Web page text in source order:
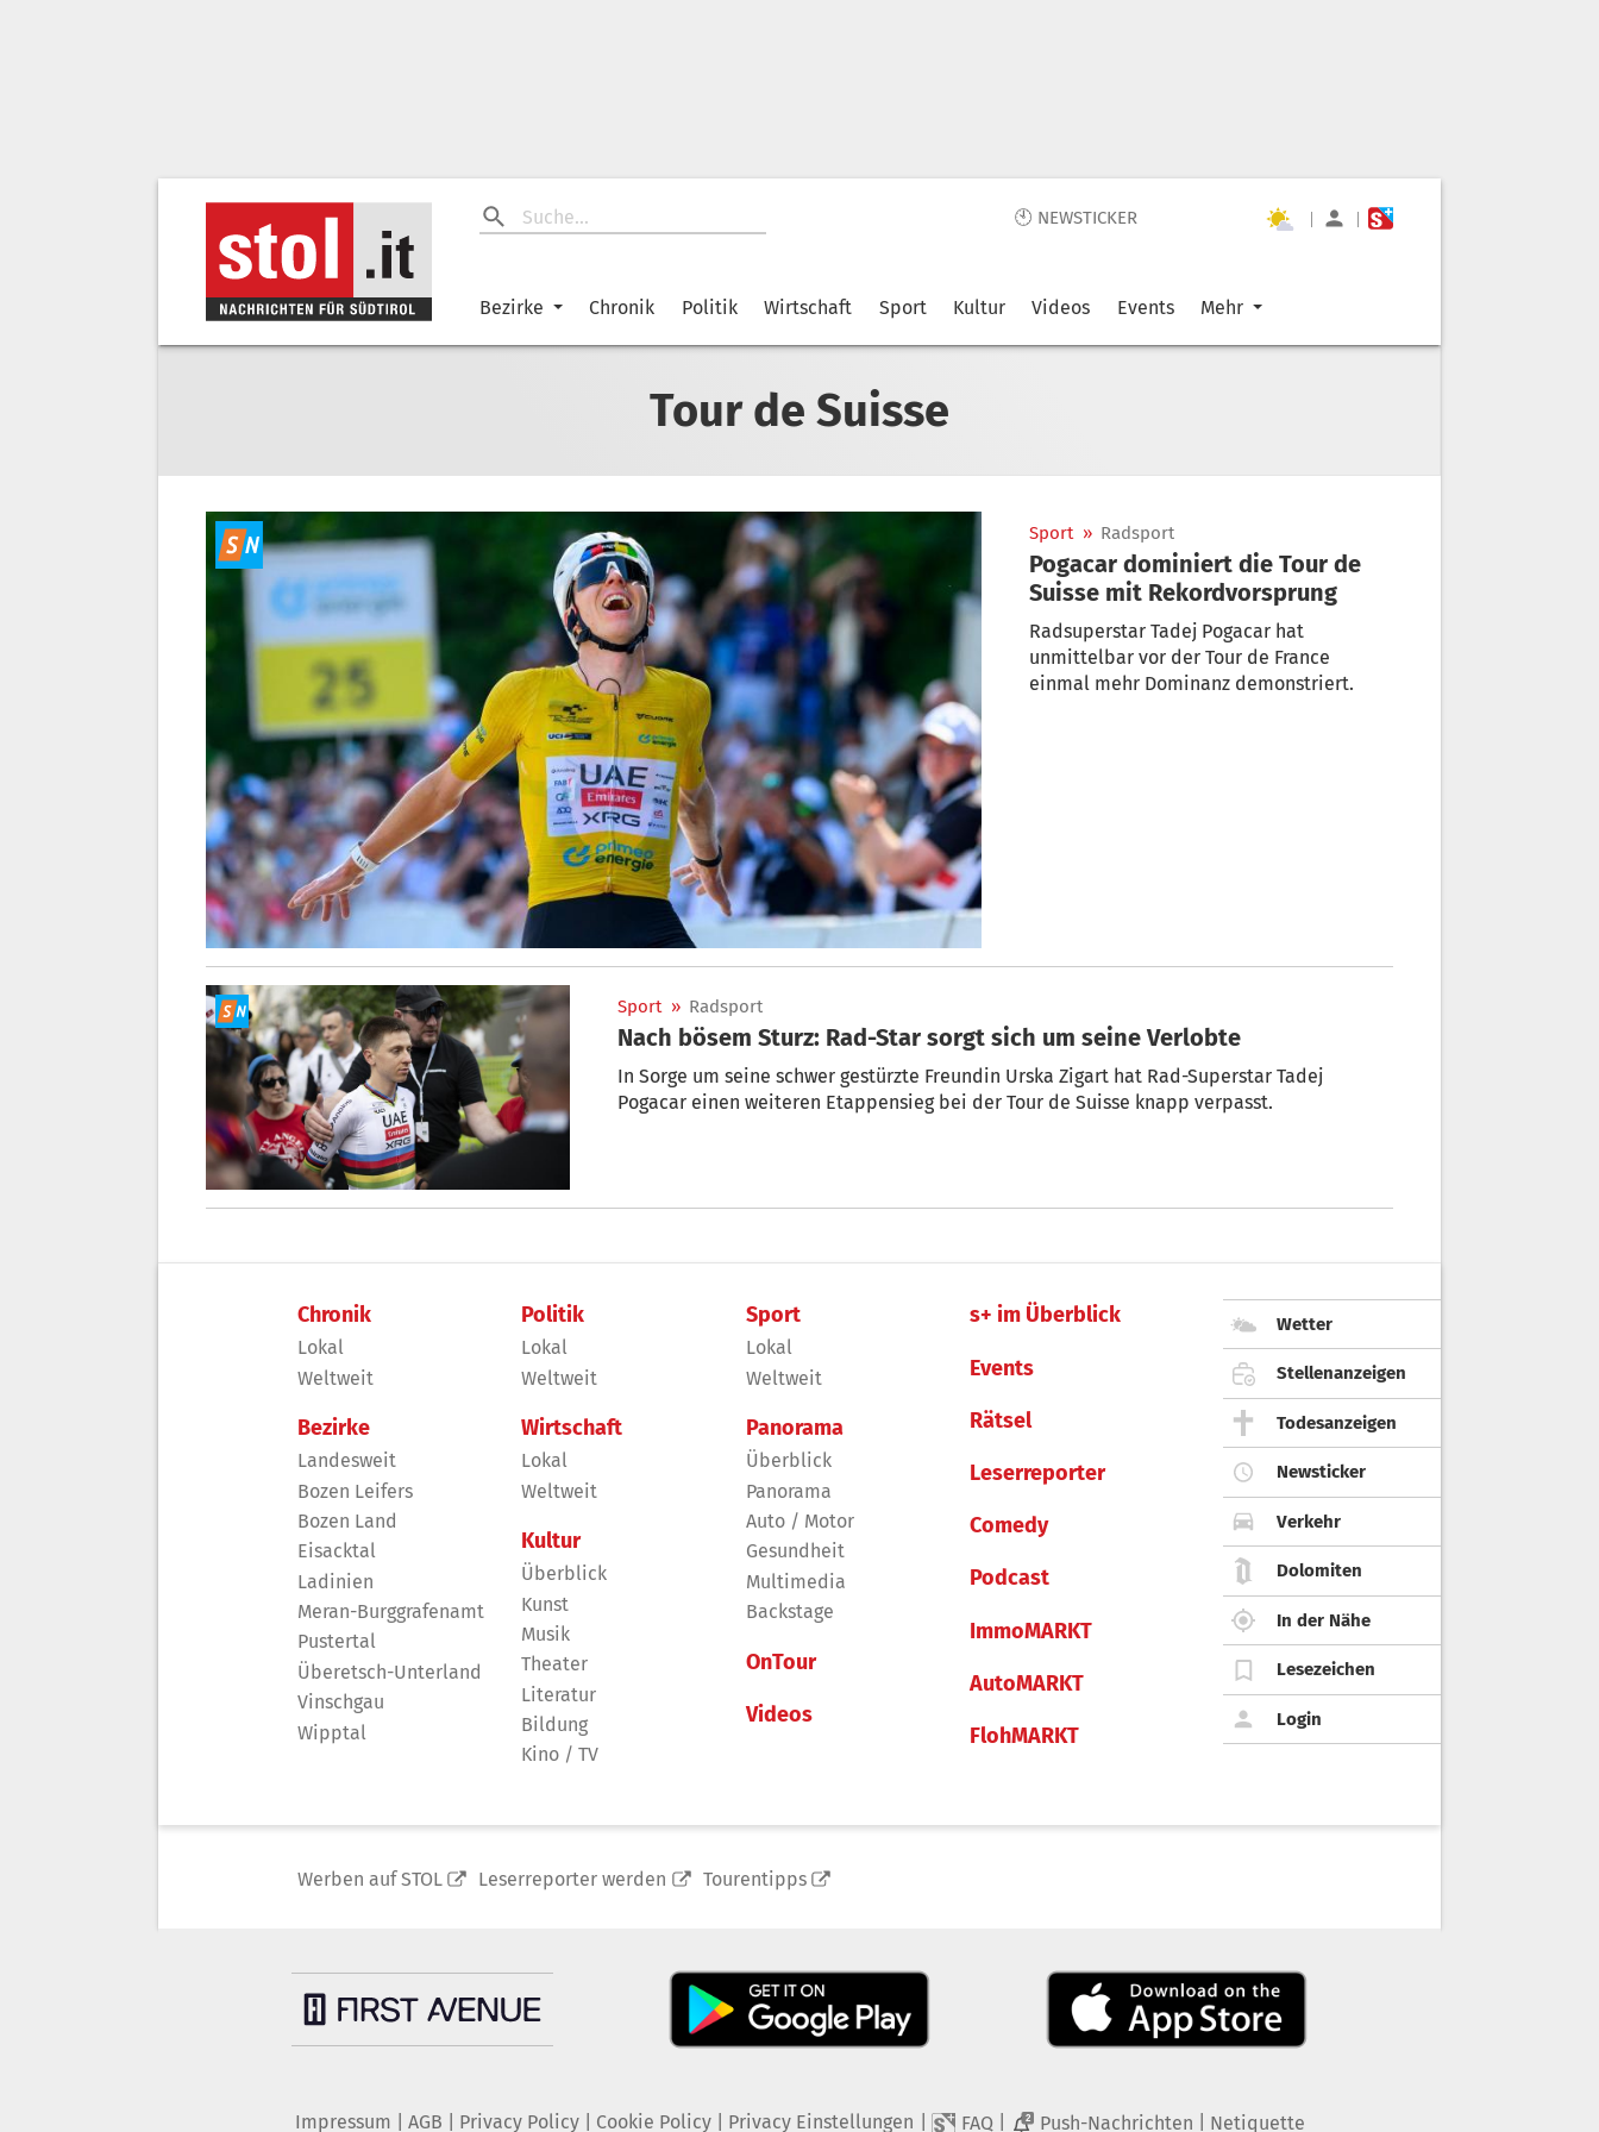
🕙 NEWSTICKER | |
Bezirke Chronik Politik Wirtschaft Sport Kultur Videos Events Mehr
Tour de Suisse
Sport » Radsport
Pogacar dominiert die Tour de
Suisse mit Rekordvorsprung
Radsuperstar Tadej Pogacar hat
unmittelbar vor der Tour de France
einmal mehr Dominanz demonstriert.
Sport » Radsport
Nach bösem Sturz: Rad-Star sorgt sich um seine Verlobte
In Sorge um seine schwer gestürzte Freundin Urska Zigart hat Rad-Superstar Tadej
Pogacar einen weiteren Etappensieg bei der Tour de Suisse knapp verpasst.
Chronik
Lokal
Weltweit
Bezirke
Landesweit
Bozen Leifers
Bozen Land
Eisacktal
Ladinien
Meran-Burggrafenamt
Pustertal
Überetsch-Unterland
Vinschgau
Wipptal
Politik
Lokal
Weltweit
Wirtschaft
Lokal
Weltweit
Kultur
Überblick
Kunst
Musik
Theater
Literatur
Bildung
Kino / TV
Sport
Lokal
Weltweit
Panorama
Überblick
Panorama
Auto / Motor
Gesundheit
Multimedia
Backstage
OnTour
Videos
s+ im Überblick
Events
Rätsel
Leserreporter
Comedy
Podcast
ImmoMARKT
AutoMARKT
FlohMARKT
Wetter
Stellenanzeigen
Todesanzeigen
Newsticker
Verkehr
Dolomiten
In der Nähe
Lesezeichen
Login
Werben auf STOL Leserreporter werden Tourentipps
Impressum AGB Privacy Policy| Cookie Policy| Privacy Einstellungen FAQ 2 Push-Nachrichten Netiquette